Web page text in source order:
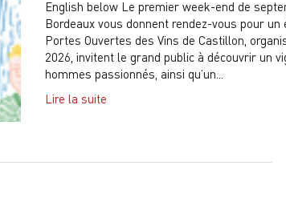
English below Le premier week-end de
Bordeaux vous donnent rendez-vous pour
Portes Ouvertes des Vins de Castillon,
2026, invitent le grand public à découvrir un
hommes passionnés, ainsi qu’un...
Lire la suite